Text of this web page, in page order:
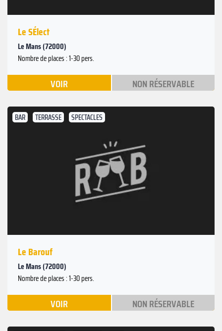
Le SÉlect
Le Mans (72000)
Nombre de places : 1-30 pers.
VOIR NON RÉSERVABLE
BAR TERRASSE SPECTACLES
Le Barouf
Le Mans (72000)
Nombre de places : 1-30 pers.
VOIR NON RÉSERVABLE